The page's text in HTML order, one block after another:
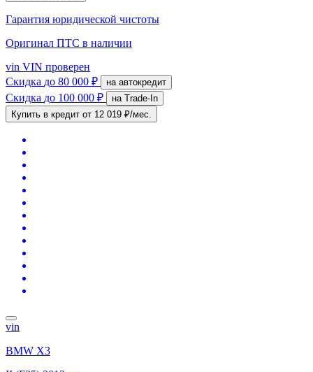
Гарантия юридической чистоты
Оригинал ПТС в наличии
vin VIN проверен
Скидка до 80 000 ₽ на автокредит
Скидка до 100 000 ₽
на Trade-In
Купить в кредит от 12 019 ₽/мес.
vin
BMW X3